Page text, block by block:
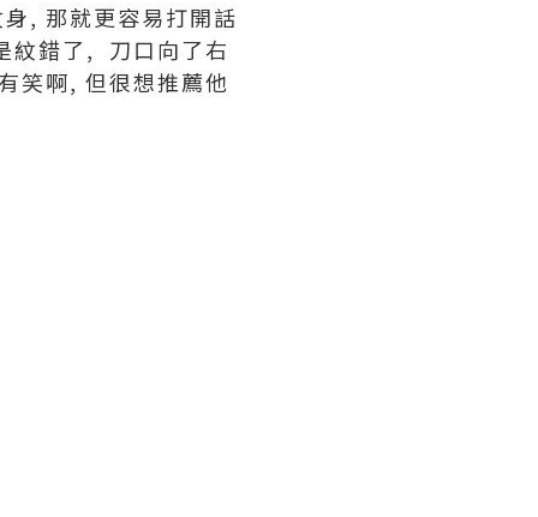
, 那就更容易打開話
紋錯了, 刀口向了右
笑啊, 但很想推薦他